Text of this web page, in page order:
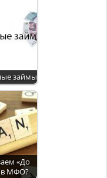
займы
«До
в МФО?